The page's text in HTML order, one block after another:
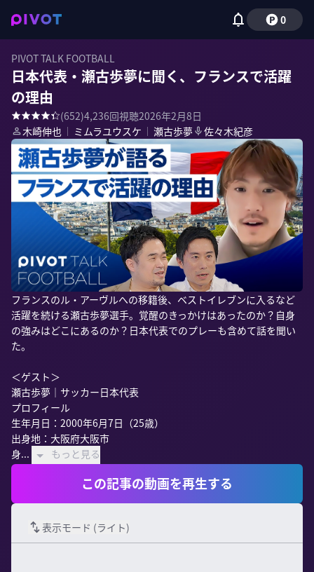
0
PIVOT TALK FOOTBALL
日本代表・瀬古歩夢に聞く、フランスで活躍
の理由
(652)4,236回視聴2026年2月8日
木崎伸也 ｜ ミムラユウスケ ｜ 瀬古歩夢 佐々木紀彦
フランスのル・アーヴルへの移籍後、ベストイレブンに入るなど
活躍を続ける瀬古歩夢選手。覚醒のきっかけはあったのか？自身
の強みはどこにあるのか？日本代表でのプレーも含めて話を聞い
た。
＜ゲスト＞
瀬古歩夢｜サッカー日本代表
プロフィール
生年月日：2000年6月7日（25歳）
出身地：大阪府大阪市
身...
もっと見る
この記事の動画を再生する
表示モード (ライト)